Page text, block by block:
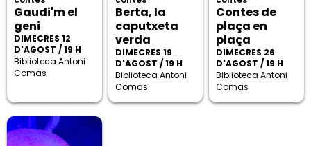
Gaudi'm el
geni
DIMECRES 12
D'AGOST / 19 H
Biblioteca Antoni
Comas
Berta, la
caputxeta
verda
DIMECRES 19
D'AGOST / 19 H
Biblioteca Antoni
Comas
Contes de
plaça en
plaça
DIMECRES 26
D'AGOST / 19 H
Biblioteca Antoni
Comas